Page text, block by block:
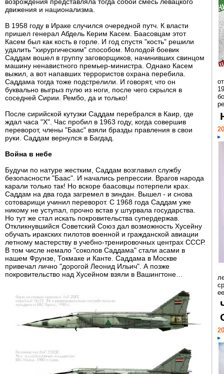
движения и национализма.
В 1958 году в Ираке случился очередной путч. К власти
пришел генерал Абдель Керим Касем. Баасовцам этот
Касем был как кость в горле. И год спустя "кость" решили
удалить "хирургическим" способом. Молодой боевик
Саддам вошел в группу заговорщиков, начинивших свинцом
машину ненавистного премьер-министра. Однако Касем
выжил, а вот напавших террористов охрана перебила.
Саддама тогда тоже подстрелили. И говорят, что он
буквально выгрыз пулю из ноги, после чего скрылся в
соседней Сирии. Рембо, да и только!
После сирийской кутузки Саддам перебрался в Каир, где
ждал часа "Х". Час пробил в 1963 году, когда совершив
переворот, члены "Баас" взяли бразды правления в свои
руки. Саддам вернулся в Багдад.
Война в небе
Будучи по натуре жестким, Саддам возглавил службу
безопасности "Баас". И начались репрессии. Врагов народа
карали только так! Но вскоре баасовцы потерпели крах.
Саддам на два года загремел в зиндан. Вышел - и снова
сотоварищи учинил переворот. С 1968 года Саддам уже
никому не уступал, прочно встав у штурвала государства.
Но тут же стал искать покровительства супердержав.
Откликнувшийся Советский Союз дал возможность Хусейну
обучать иракских пилотов военной и гражданской авиации
летному мастерству в учебно-тренировочных центрах СССР.
В том числе немало "соколов Саддама" стали асами в
нашем Фрунзе, Токмаке и Канте. Саддама в Москве
привечал лично "дорогой Леонид Ильич". А позже
покровительство над Хусейном взяли в Вашингтоне…